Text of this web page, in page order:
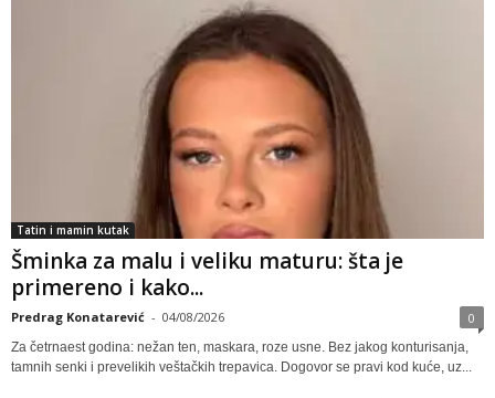
Tatin i mamin kutak
Šminka za malu i veliku maturu: šta je
primereno i kako...
Predrag Konatarević - 04/08/2026 0
Za četrnaest godina: nežan ten, maskara, roze usne. Bez jakog konturisanja,
tamnih senki i prevelikih veštačkih trepavica. Dogovor se pravi kod kuće, uz...